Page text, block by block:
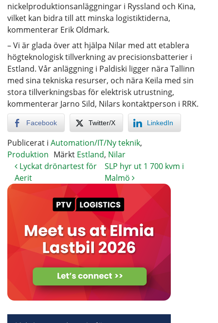
nickelproduktionsanläggningar i Ryssland och Kina,
vilket kan bidra till att minska logistiktiderna,
kommenterar Erik Oldmark.
– Vi är glada över att hjälpa Nilar med att etablera
högteknologisk tillverkning av precisionsbatterier i
Estland. Vår anläggning i Paldiski ligger nära Tallinn
med sina tekniska resurser, och nära Keila med sin
stora tillverkningsbas för elektrisk utrustning,
kommenterar Jarno Sild, Nilars kontaktperson i RRK.
Facebook Twitter/X LinkedIn
Publicerat i Automation/IT/Ny teknik,
Produktion Märkt Estland, Nilar
Lyckat drönartest för
Aerit
SLP hyr ut 1 700 kvm i
Malmö